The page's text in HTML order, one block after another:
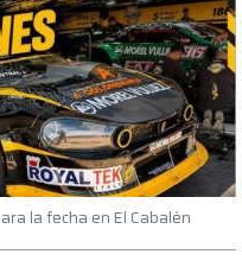
la fecha en El Cabalén